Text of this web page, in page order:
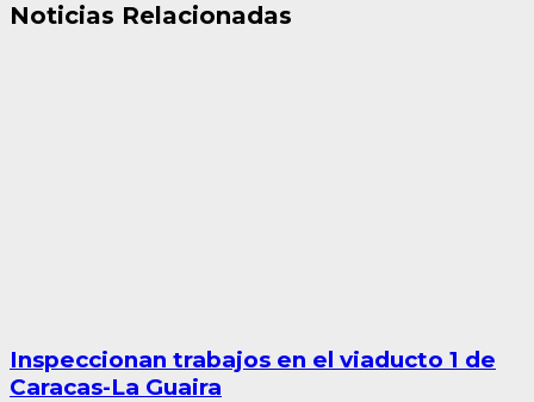
Noticias Relacionadas
Inspeccionan trabajos en el viaducto 1 de
Caracas-La Guaira